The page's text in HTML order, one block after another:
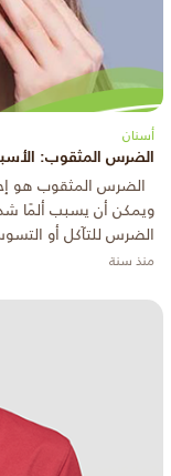
أسنان
الضرس المثقوب:
الضرس المثقوب هو
ويمكن أن يسبب ألمًا
الضرس للتآكل أو
منذ سنة